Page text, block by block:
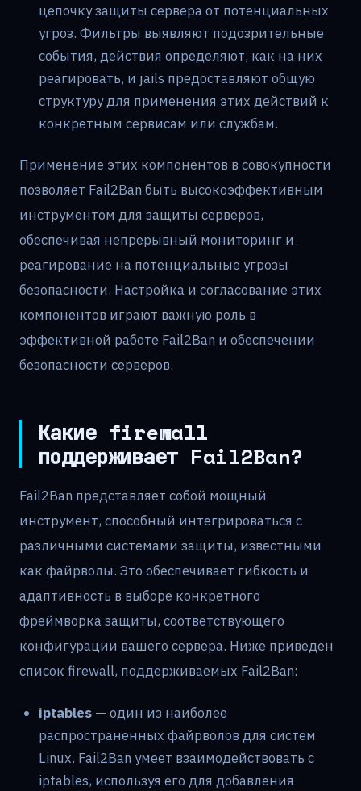
цепочку защиты сервера от потенциальных
угроз. Фильтры выявляют подозрительные
события, действия определяют, как на них
реагировать, и jails предоставляют общую
структуру для применения этих действий к
конкретным сервисам или службам.
Применение этих компонентов в совокупности
позволяет Fail2Ban быть высокоэффективным
инструментом для защиты серверов,
обеспечивая непрерывный мониторинг и
реагирование на потенциальные угрозы
безопасности. Настройка и согласование этих
компонентов играют важную роль в
эффективной работе Fail2Ban и обеспечении
безопасности серверов.
Какие firewall
поддерживает Fail2Ban?
Fail2Ban представляет собой мощный
инструмент, способный интегрироваться с
различными системами защиты, известными
как файрволы. Это обеспечивает гибкость и
адаптивность в выборе конкретного
фреймворка защиты, соответствующего
конфигурации вашего сервера. Ниже приведен
список firewall, поддерживаемых Fail2Ban:
iptables — один из наиболее
распространенных файрволов для систем
Linux. Fail2Ban умеет взаимодействовать с
iptables, используя его для добавления